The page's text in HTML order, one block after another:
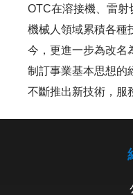
OTC在溶接機、雷射
機械人領域累積各種
今，更進一步為改名
制訂事業基本思想的
不斷推出新技術，服